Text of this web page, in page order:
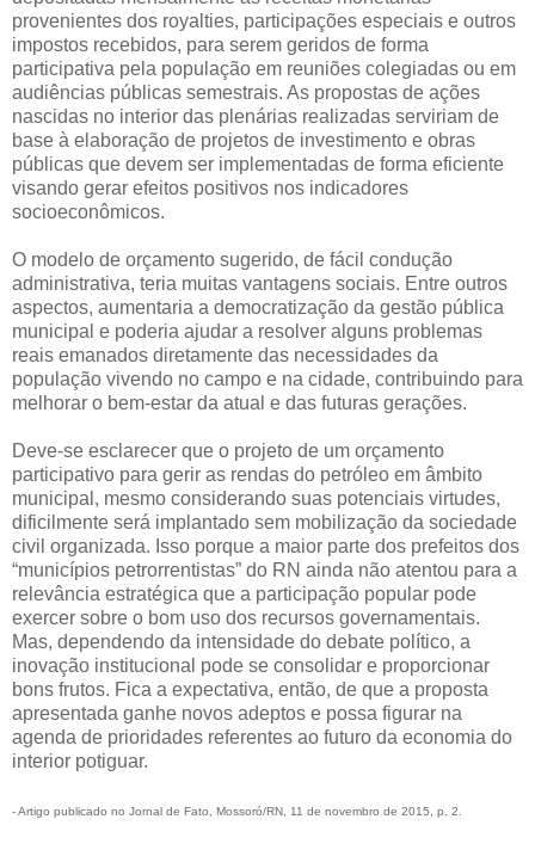
provenientes dos royalties, participações especiais e outros
impostos recebidos, para serem geridos de forma
participativa pela população em reuniões colegiadas ou em
audiências públicas semestrais. As propostas de ações
nascidas no interior das plenárias realizadas serviriam de
base à elaboração de projetos de investimento e obras
públicas que devem ser implementadas de forma eficiente
visando gerar efeitos positivos nos indicadores
socioeconômicos.
O modelo de orçamento sugerido, de fácil condução
administrativa, teria muitas vantagens sociais. Entre outros
aspectos, aumentaria a democratização da gestão pública
municipal e poderia ajudar a resolver alguns problemas
reais emanados diretamente das necessidades da
população vivendo no campo e na cidade, contribuindo para
melhorar o bem-estar da atual e das futuras gerações.
Deve-se esclarecer que o projeto de um orçamento
participativo para gerir as rendas do petróleo em âmbito
municipal, mesmo considerando suas potenciais virtudes,
dificilmente será implantado sem mobilização da sociedade
civil organizada. Isso porque a maior parte dos prefeitos dos
“municípios petrorrentistas” do RN ainda não atentou para a
relevância estratégica que a participação popular pode
exercer sobre o bom uso dos recursos governamentais.
Mas, dependendo da intensidade do debate político, a
inovação institucional pode se consolidar e proporcionar
bons frutos. Fica a expectativa, então, de que a proposta
apresentada ganhe novos adeptos e possa figurar na
agenda de prioridades referentes ao futuro da economia do
interior potiguar.
- Artigo publicado no Jornal de Fato, Mossoró/RN, 11 de novembro de 2015, p. 2.